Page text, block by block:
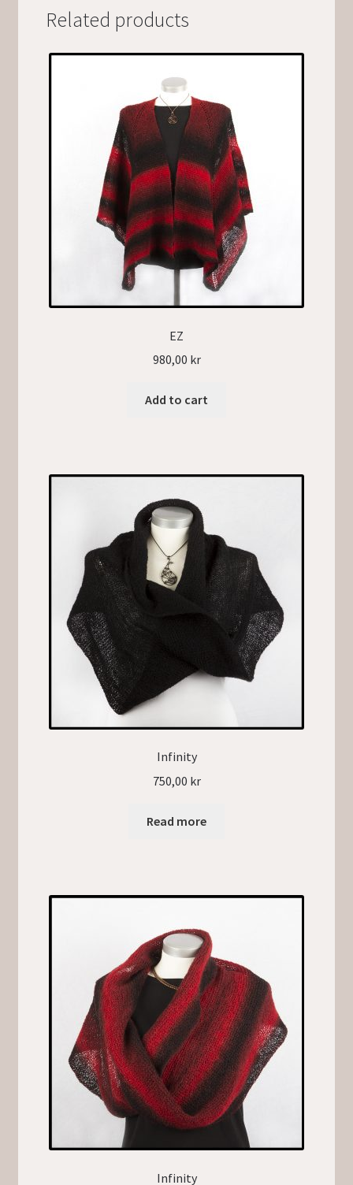
Related products
EZ
980,00 kr
Add to cart
Infinity
750,00 kr
Read more
Infinity